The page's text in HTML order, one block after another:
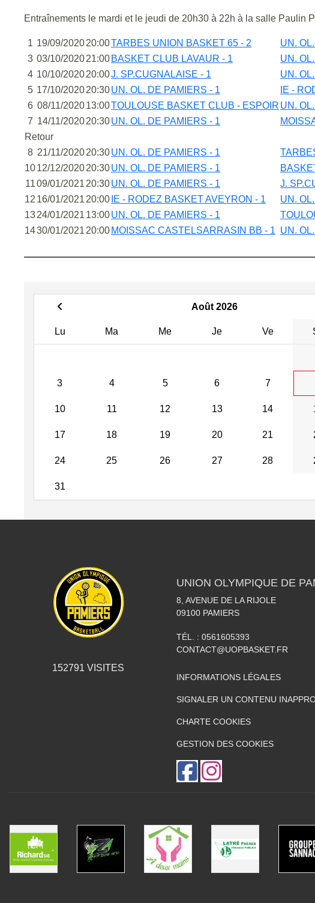
Entraînements le mardi et le jeudi de 20h30 à 22h à la salle Paulin
1 19/09/202020:00TARBES UNION BASKET 65 - 2
UN.
3 03/10/202021:00 BASKET CLUB LAVAUR - 1
UN.
4 10/10/202020:00J. SP.CUGNALAISE - 1
UN.
5 17/10/202020:30UN. OL. DE PAMIERS - 1
IE -
6 08/11/2020 13:00TOULOUSE BASKET CLUB - ESPOIR UN.
7 14/11/2020 20:30UN. OL. DE PAMIERS - 1
Retour
8 21/11/2020 20:30UN. OL. DE PAMIERS - 1
1012/12/202020:30UN. OL. DE PAMIERS - 1
1109/01/2021 20:30UN. OL. DE PAMIERS - 1
J.
12 16/01/2021 20:00 IE - RODEZ BASKET AVEYRON - 1
UN.
1324/01/2021 13:00UN. OL. DE PAMIERS - 1
1430/01/2021 20:00 MOISSAC CASTELSARRASIN BB - 1 UN.
Août 2026
Lu Ma Me Je Ve
3 4 5 6 7
10 11 12 13 14
17 18 19 20 21
24 25 26 27 28
31
152791 VISITES
UNION OLYMPIQUE DE
8, AVENUE DE LA RIJOLE
09100 PAMIERS
TÉL. : 0561605393
CONTACT@UOPBASKET.FR
INFORMATIONS LÉGALES
SIGNALER UN CONTENU
CHARTE COOKIES
GESTION DES COOKIES